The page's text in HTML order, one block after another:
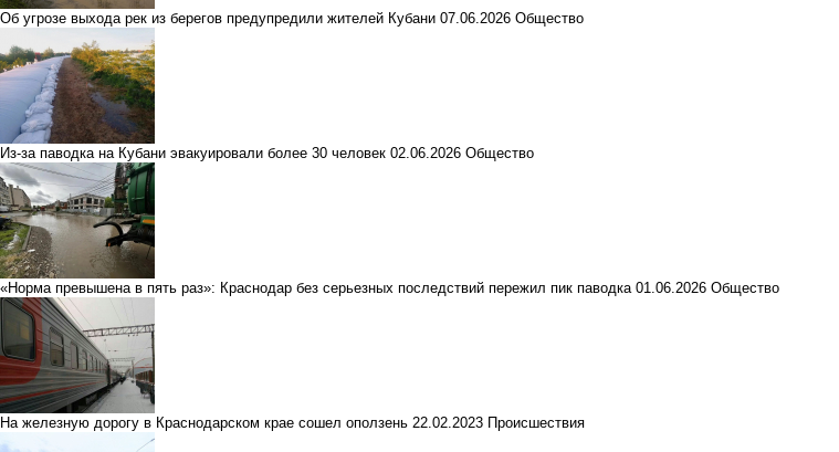
Об угрозе выхода рек из берегов предупредили жителей Кубани 07.06.2026 Общество
Из-за паводка на Кубани эвакуировали более 30 человек 02.06.2026 Общество
«Норма превышена в пять раз»: Краснодар без серьезных последствий пережил пик паводка 01.06.2026 Общество
На железную дорогу в Краснодарском крае сошел оползень 22.02.2023 Происшествия